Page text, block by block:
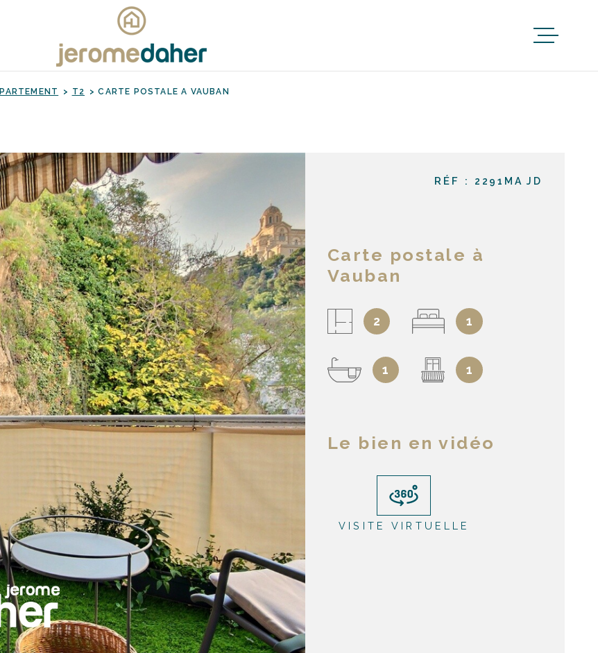
T2 CARTE POSTALE A VAUBAN
RÉF : 2291MA JD
Carte postale à
Vauban
2 1
1 1
Le bien en vidéo
VISITE VIRTUELLE